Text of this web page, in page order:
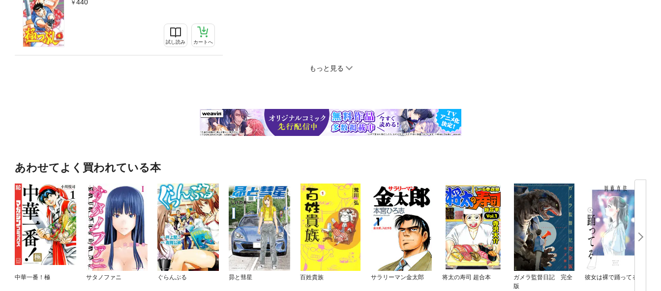
440
試し読み カートへ
もっと見る
あわせてよく買われている本
中華一番！極 サタノファニ ぐらんぶる 昴と彗星 百姓貴族 サラリーマン金太郎 将太の寿司 超合本
ガメラ監督日記 完全
版
彼女は裸で踊ってる